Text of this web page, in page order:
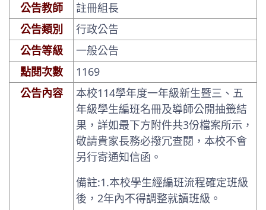
公告教師
註冊組長
公告類別
行政公告
公告等級
一般公告
點閱次數
1169
公告內容
本校114學年度一年級新生暨三、五
年級學生編班名冊及導師公開抽籤結
果 ，詳如最下方附件共3份檔案所示，
敬請貴家長務必撥冗查閱，本校不會
另行寄通知信函 。
備註:1.本校學生經編班流程確定班級
後， 2年內不得調整就讀班級 。